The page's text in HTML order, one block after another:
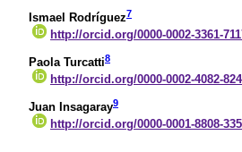
Ismael Rodríguez7
http://orcid.org/0000-0002-3361-
Paola Turcatti8
http://orcid.org/0000-0002-4082-
Juan Insagaray9
http://orcid.org/0000-0001-8808-